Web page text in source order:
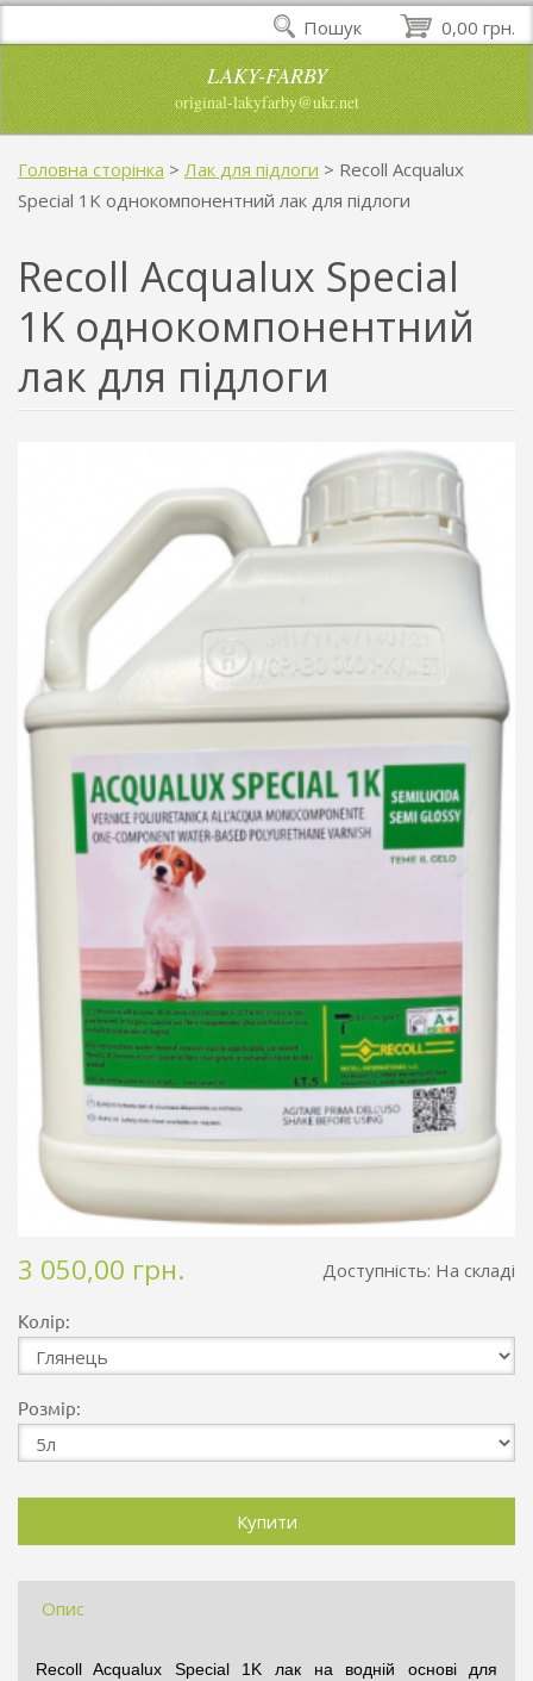
LAKY-FARBY
original-lakyfarby@ukr.net
Головна сторінка > Лак для підлоги > Recoll Acqualux
Special 1K однокомпонентний лак для підлоги
Recoll Acqualux Special
1K однокомпонентний
лак для підлоги
Доступність: На складі
3 050,00 грн.
Колір:
Розмір:
Опис
Recoll Acqualux Special 1K лак на водній основі для
0,00 грн.
Пошук